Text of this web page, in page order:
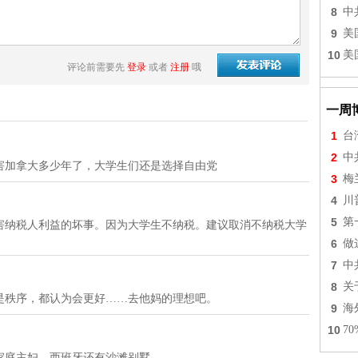
评论前需要先 登录 或者 注册 哦
拿大多少年了，大学生们还是选择自由党
税人利益的坏事。因为大学生不纳税。建议取消不纳税大学
秩序，都认为会更好……去他妈的理想吧。
8 中
9 美
10 美
一周
1 台
2 中
3 梅
4 川
5 第
6 做
7 中
8 关
9 海
10